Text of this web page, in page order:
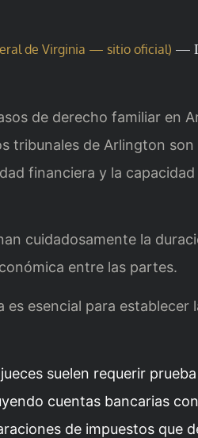
de Virginia — sitio oficial) —
de derecho familiar en
tribunales de Arlington
financiera y la
cuidadosamente la
entre las partes.
esencial para establecer
suelen requerir
cuentas bancarias
de impuestos que